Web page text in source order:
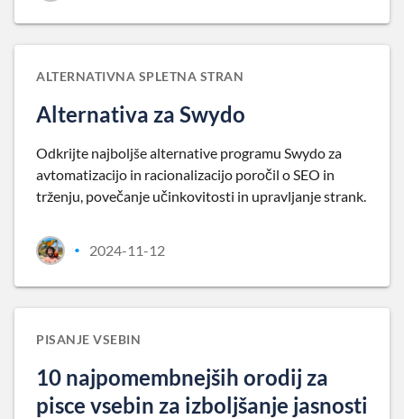
ALTERNATIVNA SPLETNA STRAN
Alternativa za Swydo
Odkrijte najboljše alternative programu Swydo za
avtomatizacijo in racionalizacijo poročil o SEO in
trženju, povečanje učinkovitosti in upravljanje strank.
• 2024-11-12
PISANJE VSEBIN
10 najpomembnejših orodij za
pisce vsebin za izboljšanje jasnosti